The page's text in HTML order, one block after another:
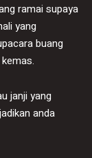
ramai supaya
yang
buang
janji yang
anda